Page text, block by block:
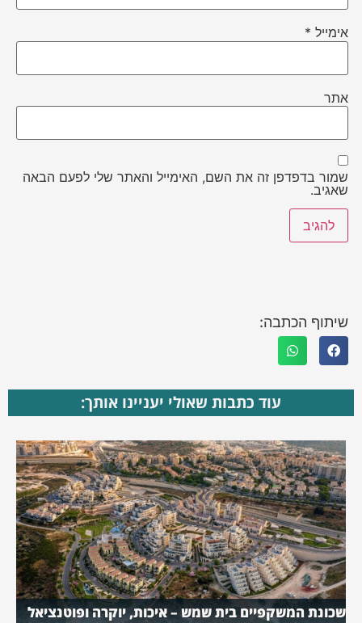
אימייל *
אתר
שמור בדפדפן זה את השם, האימייל והאתר שלי לפעם הבאה
שאגיב.
שיתוף הכתבה:
עוד כתבות שאולי יעניינו אותך:
שכונת המשקפיים בית שמש – איכות, יוקרה ופוטנציאל